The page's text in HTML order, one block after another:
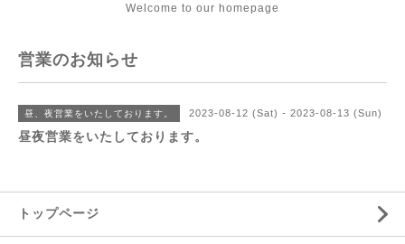
Welcome to our homepage
営業のお知らせ
昼、夜営業をいたしております。 2023-08-12 (Sat) - 2023-08-13 (Sun)
昼夜営業をいたしております。
トップページ